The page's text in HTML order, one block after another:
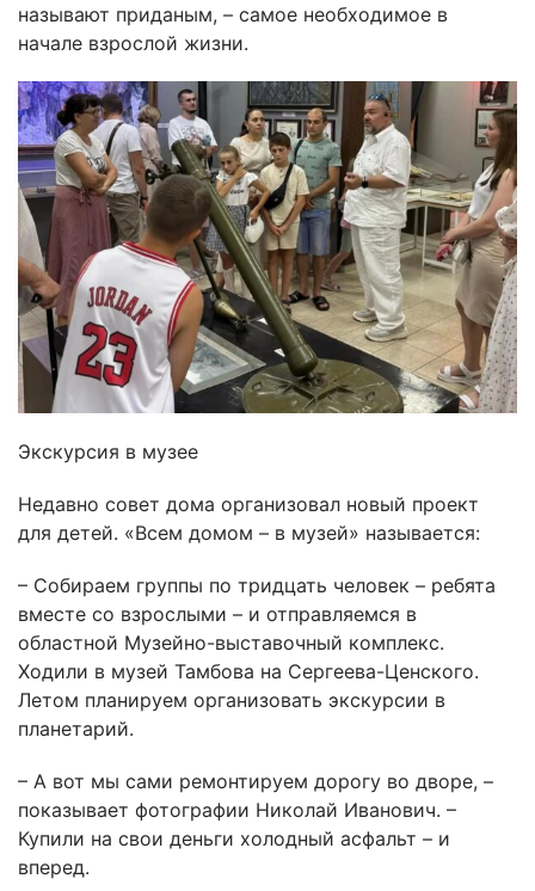
называют приданым, – самое необходимое в
начале взрослой жизни.
Экскурсия в музее
Недавно совет дома организовал новый проект
для детей. «Всем домом – в музей» называется:
– Собираем группы по тридцать человек – ребята
вместе со взрослыми – и отправляемся в
областной Музейно-выставочный комплекс.
Ходили в музей Тамбова на Сергеева-Ценского.
Летом планируем организовать экскурсии в
планетарий.
– А вот мы сами ремонтируем дорогу во дворе, –
показывает фотографии Николай Иванович. –
Купили на свои деньги холодный асфальт – и
вперед.